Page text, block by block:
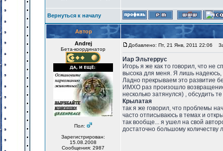
Вернуться к началу
Автор
Andrej
Бета-координатор
Пол:
Зарегистрирован:
15.08.2008
Сообщения: 2987
Добавлено: Пт, 21 Янв, 2011 22:06
Иар Эльтеррус
Игорь я же как то говорил, что не
высока для меня. Я лишь надеюсь,
Ладно прекрываем это развитие
ИМХО раз произошло
несколько затянулся) , обсудить
Крылатая
так я же говорил, что проблемы
часто отписываюсь в темах и
так вообще... я ушел на свой
достаточно большому количеству